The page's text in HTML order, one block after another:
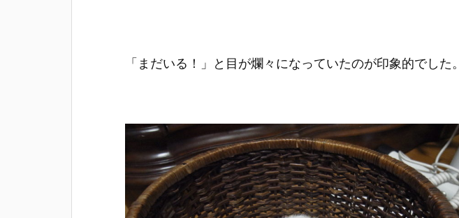
「まだいる！」と目が爛々になっていたのが印象的でした。